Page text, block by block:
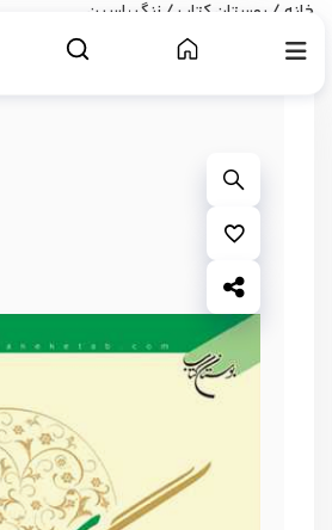
خانه/ بوستان كتاب/ زنگ یاسین